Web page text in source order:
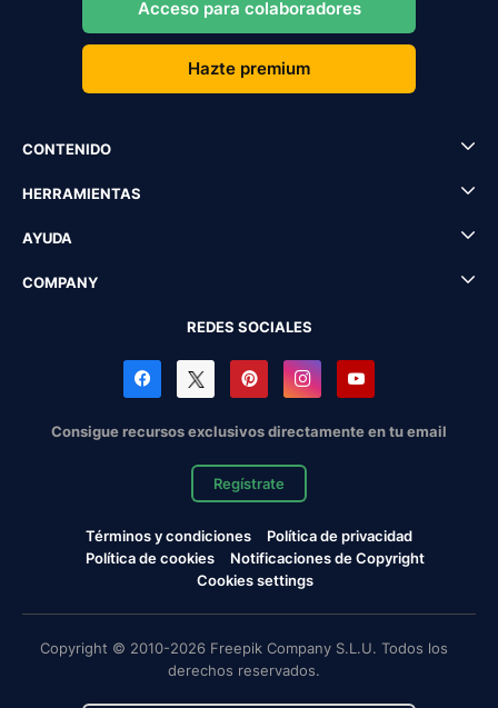
Acceso para colaboradores
Hazte premium
CONTENIDO
HERRAMIENTAS
AYUDA
COMPANY
REDES SOCIALES
Consigue recursos exclusivos directamente en tu email
Regístrate
Términos y condiciones
Política de privacidad
Política de cookies
Notificaciones de Copyright
Cookies settings
Copyright © 2010-2026 Freepik Company S.L.U. Todos los
derechos reservados.